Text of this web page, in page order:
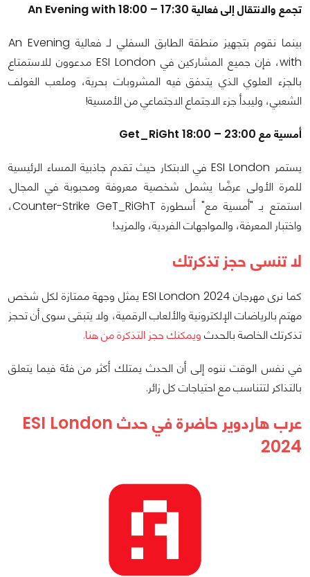
تجمع والانتقال إلى فعالية 17:30 – 18:00 An Evening with
بينما نقوم بتجهيز منطقة الطابق السفلي لـ فعالية An Evening
with، فإن جميع المشاركين في ESI London مدعوون للاستمتاع
بالجزء العلوي الذي يتدفق فيه المشروبات بحرية، وملعب الغولف
الشعبي، وليبدأ جزء الاجتماع الاجتماعي من الأمسية!
أمسية مع Get_RiGht 18:00 – 23:00
يستمر ESI London في الابتكار حيث تقدم جاذبية المساء الرئيسية
للمرة الأولى عرضًا يشمل شخصية معروفة ومحبوبة في المجال.
استمتع بـ "أمسية مع" أسطورة Counter-Strike GeT_RiGhT،
واختبار المعرفة، والمواجهات الفردية، والمزيد!
لا تنسى حجز تذكرتك
كما نرى مهرجان ESI London 2024 يمثل وجهة ممتازة لكل شخص
مهتم بالرياضات الإلكترونية والألعاب الرقمية، ولا يتبقى سوى أن تحجز
تذكرتك الخاصة بالحدث ويمكنك حجز التذكرة من هنا.
في نفس الوقت ننوه إلى أن الحدث يمتلك أكثر من فئة فيما يتعلق
بالتذاكر لتتناسب مع احتياجات كل زائر.
عرب هاردوير حاضرة في حدث ESI London
2024